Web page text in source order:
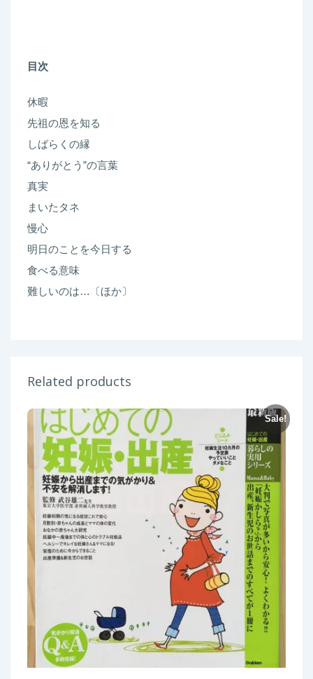
顕
quantity
目次
休暇
先祖の恩を知る
しばらくの縁
“ありがとう”の言葉
真実
まいたタネ
慢心
明日のことを今日する
食べる意味
難しいのは…〔ほか〕
Related products
Sale!